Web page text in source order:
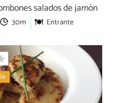
salados de jamón
30m Entrante